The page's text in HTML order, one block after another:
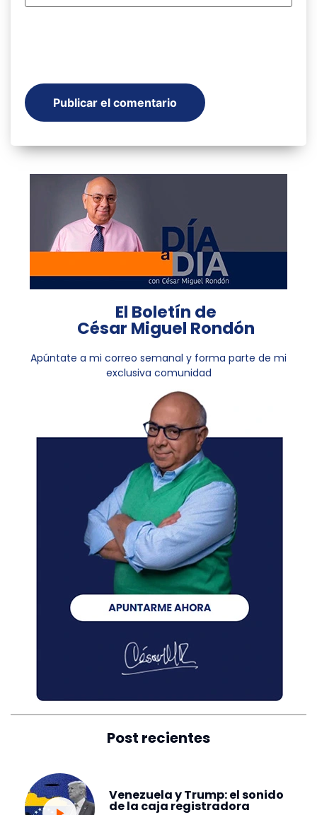
El Boletín de
César Miguel Rondón
Apúntate a mi correo semanal y forma parte de mi
exclusiva comunidad
Post recientes
Venezuela y Trump: el sonido
de la caja registradora